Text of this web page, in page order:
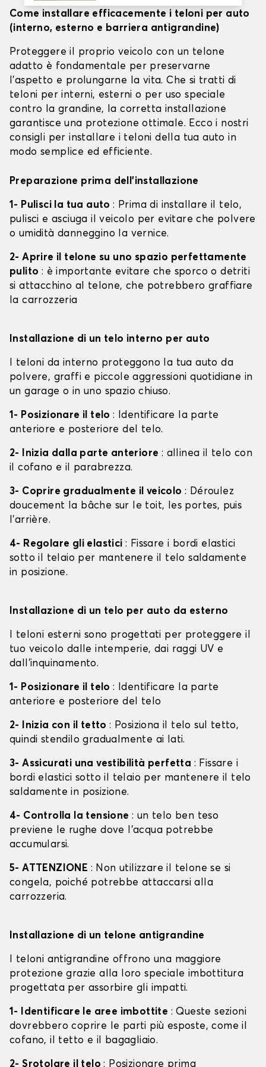
Come installare efficacemente i teloni per auto
(interno, esterno e barriera antigrandine)
Proteggere il proprio veicolo con un telone
adatto è fondamentale per preservarne
l'aspetto e prolungarne la vita. Che si tratti di
teloni per interni, esterni o per uso speciale
contro la grandine, la corretta installazione
garantisce una protezione ottimale. Ecco i nostri
consigli per installare i teloni della tua auto in
modo semplice ed efficiente.
Preparazione prima dell'installazione
1- Pulisci la tua auto: Prima di installare il telo,
pulisci e asciuga il veicolo per evitare che polvere
o umidità danneggino la vernice.
2- Aprire il telone su uno spazio perfettamente
pulito : è importante evitare che sporco o detriti
si attacchino al telone, che potrebbero graffiare
la carrozzeria
Installazione di un telo interno per auto
I teloni da interno proteggono la tua auto da
polvere, graffi e piccole aggressioni quotidiane in
un garage o in uno spazio chiuso.
1- Posizionare il telo: Identificare la parte
anteriore e posteriore del telo.
2- Inizia dalla parte anteriore : allinea il telo con
il cofano e il parabrezza.
3- Coprire gradualmente il veicolo : Déroulez
doucement la bâche sur le toit, les portes, puis
l'arrière.
4- Regolare gli elastici : Fissare i bordi elastici
sotto il telaio per mantenere il telo saldamente
in posizione.
Installazione di un telo per auto da esterno
I teloni esterni sono progettati per proteggere il
tuo veicolo dalle intemperie, dai raggi UV e
dall'inquinamento.
1- Posizionare il telo: Identificare la parte
anteriore e posteriore del telo
2- Inizia con il tetto: Posiziona il telo sul tetto,
quindi stendilo gradualmente ai lati.
3- Assicurati una vestibilità perfetta : Fissare i
bordi elastici sotto il telaio per mantenere il telo
saldamente in posizione.
4- Controlla la tensione : un telo ben teso
previene le rughe dove l'acqua potrebbe
accumularsi.
5- ATTENZIONE : Non utilizzare il telone se si
congela, poiché potrebbe attaccarsi alla
carrozzeria.
Installazione di un telone antigrandine
I teloni antigrandine offrono una maggiore
protezione grazie alla loro speciale imbottitura
progettata per assorbire gli impatti.
1- Identificare le aree imbottite : Queste sezioni
dovrebbero coprire le parti più esposte, come il
cofano, il tetto e il bagagliaio.
2- Srotolare il telo: Posizionare prima